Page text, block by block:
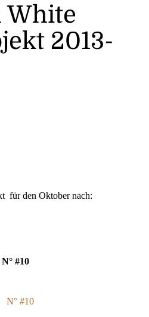
White
2013-
für den Oktober nach:
N° #10